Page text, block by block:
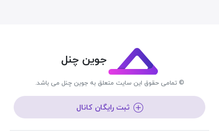
جوین چنل
© تمامی حقوق این سایت متعلق به جوین چنل می باشد.
ثبت رایگان کانال